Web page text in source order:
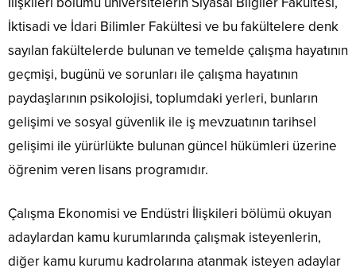
İktisadi ve İdari Bilimler Fakültesi ve bu fakültelere denk
sayılan fakültelerde bulunan ve temelde çalışma hayatının
geçmişi, bugünü ve sorunları ile çalışma hayatının
paydaşlarının psikolojisi, toplumdaki yerleri, bunların
gelişimi ve sosyal güvenlik ile iş mevzuatının tarihsel
gelişimi ile yürürlükte bulunan güncel hükümleri üzerine
öğrenim veren lisans programıdır.
Çalışma Ekonomisi ve Endüstri İlişkileri bölümü okuyan
adaylardan kamu kurumlarında çalışmak isteyenlerin,
diğer kamu kurumu kadrolarına atanmak isteyen adaylar